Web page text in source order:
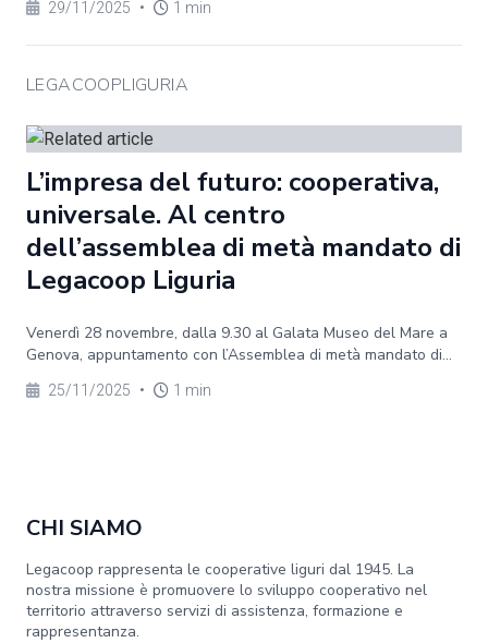
29/11/2025 • 1 min
LEGACOOPLIGURIA
L’impresa del futuro: cooperativa,
universale. Al centro
dell’assemblea di metà mandato di
Legacoop Liguria
Venerdì 28 novembre, dalla 9.30 al Galata Museo del Mare a
Genova, appuntamento con l’Assemblea di metà mandato di...
25/11/2025 • 1 min
CHI SIAMO
Legacoop rappresenta le cooperative liguri dal 1945. La
nostra missione è promuovere lo sviluppo cooperativo nel
territorio attraverso servizi di assistenza, formazione e
rappresentanza.